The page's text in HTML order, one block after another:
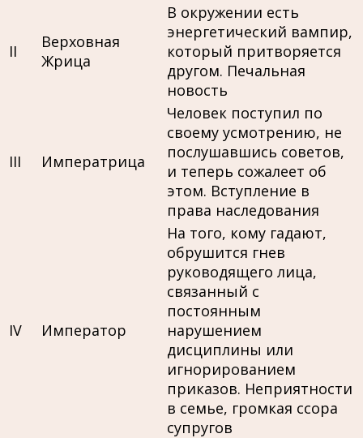
II
Верховная
Жрица
В окружении есть
энергетический вампир,
который притворяется
другом. Печальная
новость
III Императрица
Человек поступил по
своему усмотрению, не
послушавшись советов,
и теперь сожалеет об
этом. Вступление в
права наследования
IV Император
На того, кому гадают,
обрушится гнев
руководящего лица,
связанный с
постоянным
нарушением
дисциплины или
игнорированием
приказов. Неприятности
в семье, громкая ссора
супругов